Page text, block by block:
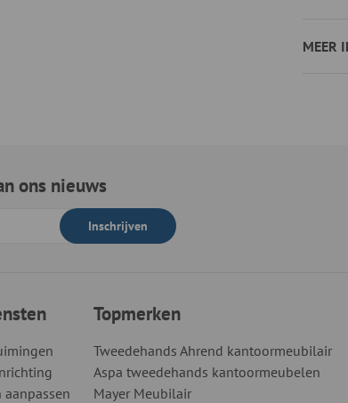
MEER
ons nieuws
Inschrijven
aanpassen
Topmerken
Tweedehands Ahrend kantoormeubilair
Aspa tweedehands kantoormeubelen
Mayer Meubilair